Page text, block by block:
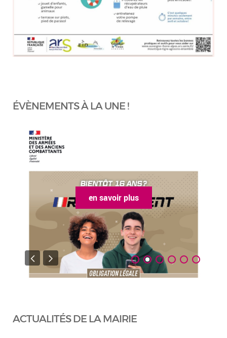
ÉVÈNEMENTS À LA UNE !
en savoir plus
ACTUALITÉS DE LA MAIRIE